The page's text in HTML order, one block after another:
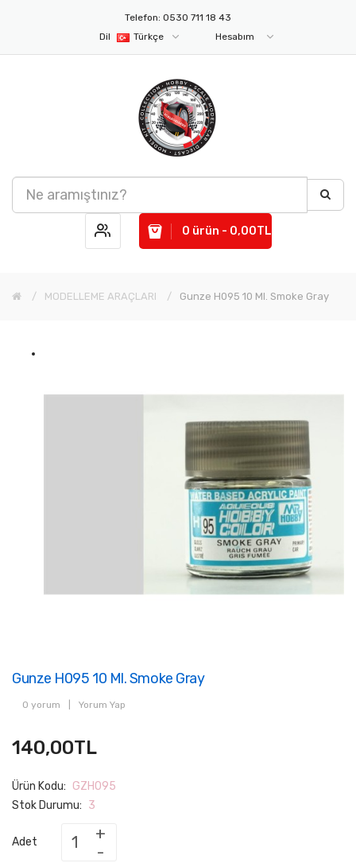
Telefon: 0530 711 18 43
Dil
Türkçe Hesabım
0 ürün - 0,00TL
MODELLEME ARAÇLARI Gunze H095 10 Ml. Smoke Gray
Gunze H095 10 Ml. Smoke Gray
0 yorum Yorum Yap
140,00TL
Ürün Kodu: GZH095
Stok Durumu: 3
Adet